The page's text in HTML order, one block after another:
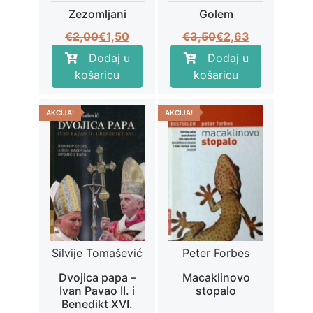
Zezomljani
€2,00Izvorna
cijena
bila
je:
€2,00.
€1,50
Trenutna
cijena
je:
€1,50.
Dodaj u
košaricu
Golem
€3,50Izvorna
cijena
bila
je:
€3,50.
€2,63
Trenutna
cijena
je:
€2,63.
Dodaj u
košaricu
AKCIJA!
Silvije Tomašević
Dvojica papa –
Ivan Pavao II. i
Benedikt XVI.
AKCIJA!
Peter Forbes
Macaklinovo
stopalo